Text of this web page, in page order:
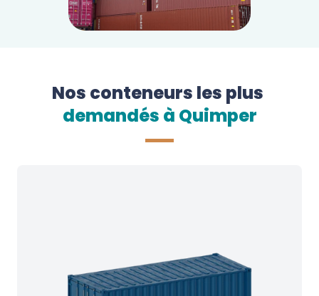
Nos conteneurs les plus
demandés à Quimper